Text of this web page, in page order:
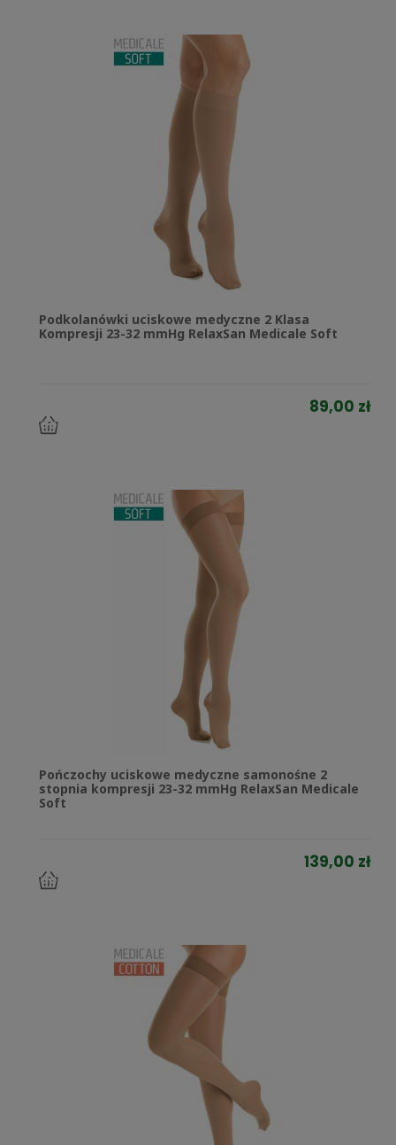
Podkolanówki uciskowe medyczne 2 Klasa
Kompresji 23-32 mmHg RelaxSan Medicale Soft
89,00 zł
do
koszyka
Pończochy uciskowe medyczne samonośne 2
stopnia kompresji 23-32 mmHg RelaxSan Medicale
Soft
139,00 zł
do
koszyka